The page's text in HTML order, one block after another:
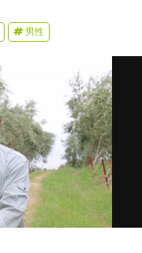
男性